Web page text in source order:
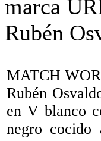
MATCH
Rubén
en V blanco
negro cocido